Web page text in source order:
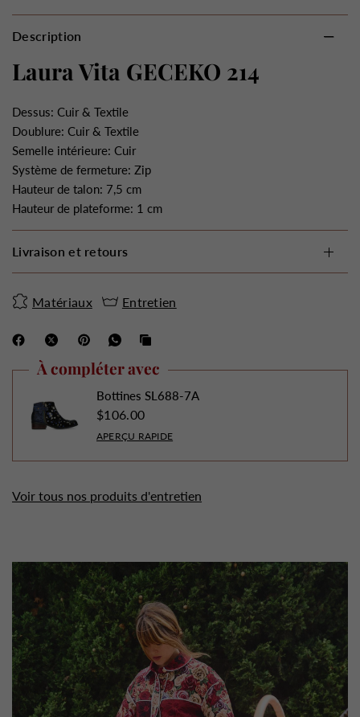
Description
Laura Vita GECEKO 214
Dessus: Cuir & Textile
Doublure: Cuir & Textile
Semelle intérieure: Cuir
Système de fermeture: Zip
Hauteur de talon: 7,5 cm
Hauteur de plateforme: 1 cm
Livraison et retours
Matériaux Entretien
À compléter avec
Bottines SL688-7A
$106.00
APERÇU RAPIDE
Voir tous nos produits d'entretien